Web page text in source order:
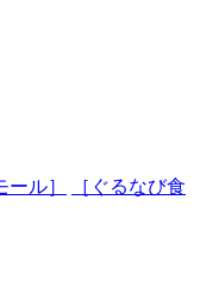
ール］
［ぐるなび食